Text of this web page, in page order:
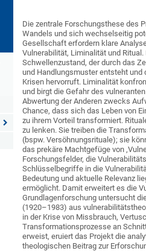
Die zentrale Forschungsthese des
Wandels und sich wechselseitig
Gesellschaft erfordern klare
Vulnerabilität, Liminalität und
Schwellenzustand, der durch das
und Handlungsmuster entsteht
Krisen hervorruft. Liminalität
und birgt die Gefahr des vulneranten
Abwertung der Anderen zwecks
Chance, dass sich das Leben von
zu ihrem Vorteil transformiert.
zu lenken. Sie treiben die
(bspw. Versöhnungsrituale); sie
das prekäre Machtgefüge von
Forschungsfelder, die
Schlüsselbegriffe in die
Bedeutung und aktuelle Relevanz
ermöglicht. Damit erweitert es die
Grundlagenforschung untersucht
(1920–1983) aus
in der Krise von Missbrauch,
Transformationsprozesse an
erweist, eruiert das Projekt die
theologischen Beitrag zur